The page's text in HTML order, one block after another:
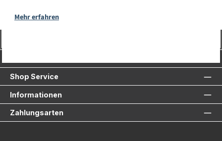
Mehr erfahren
Shop Service
Informationen
Zahlungsarten